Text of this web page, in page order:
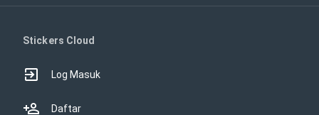
Stickers Cloud
Log Masuk
Daftar